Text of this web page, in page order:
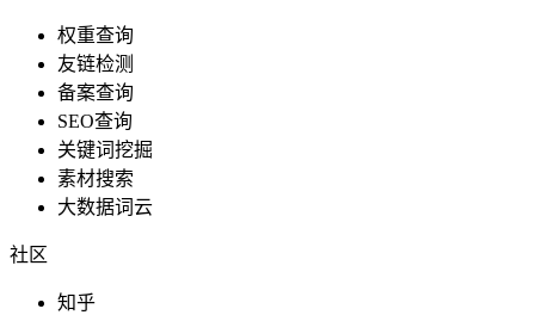
权重查询
友链检测
备案查询
SEO查询
关键词挖掘
素材搜索
大数据词云
社区
知乎